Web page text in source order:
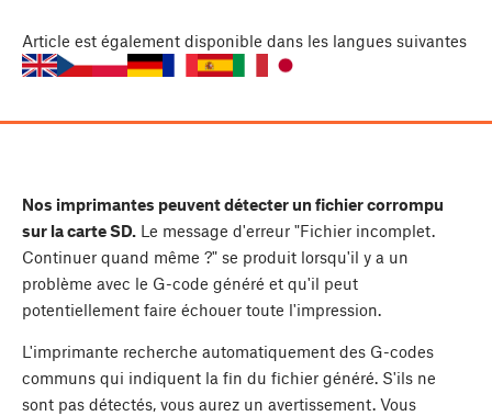
Article est également disponible dans les langues suivantes
Nos imprimantes peuvent détecter un fichier corrompu
sur la carte SD. Le message d'erreur "Fichier incomplet.
Continuer quand même ?" se produit lorsqu'il y a un
problème avec le G-code généré et qu'il peut
potentiellement faire échouer toute l'impression.
L'imprimante recherche automatiquement des G-codes
communs qui indiquent la fin du fichier généré. S'ils ne
sont pas détectés, vous aurez un avertissement. Vous